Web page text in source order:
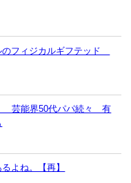
のフィジカルギフテッド
芸能界50代パパ続々 有
よね。【再】